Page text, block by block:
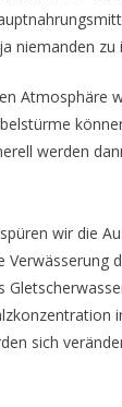
niemanden zu
Atmosphäre
werden
wir die
Verwässerung
sich